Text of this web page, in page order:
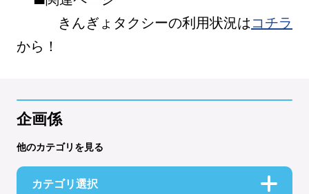
きんぎょタクシーの利用状況はコチラ
から！
企画係
他のカテゴリを見る
カテゴリ選択